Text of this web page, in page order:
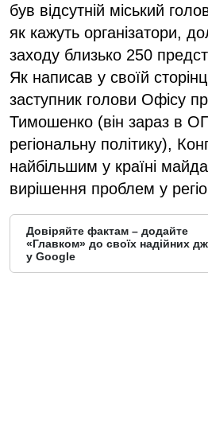
був відсутній міський
як кажуть організатори,
заходу близько 250
Як написав у своїй
заступник голови Офісу
Тимошенко (він зараз в
регіональну політику),
найбільшим у країні
вирішення проблем у
Довіряйте фактам – додайте
«Главком» до своїх надійних
у Google